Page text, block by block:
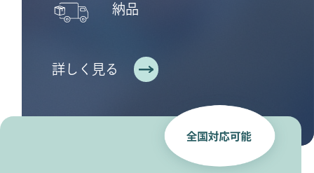
納品
詳しく見る